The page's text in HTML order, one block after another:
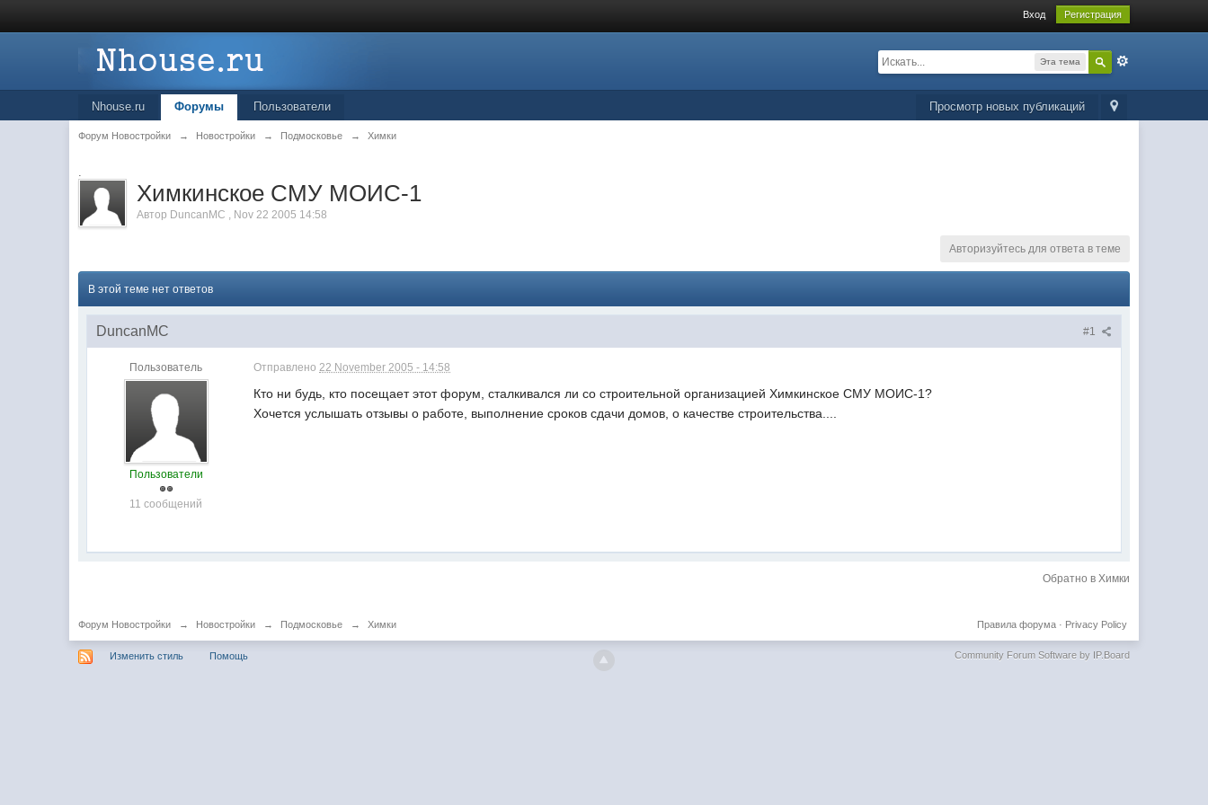
Вход Регистрация
Эта тема
Просмотр новых публикаций
Nhouse.ru Форумы Пользователи
Форум Новостройки → Новостройки → Подмосковье → Химки
.
Химкинское СМУ МОИС-1
Автор DuncanMC , Nov 22 2005 14:58
Авторизуйтесь для ответа в теме
В этой теме нет ответов
#1
DuncanMC
Пользователь
Пользователи
11 сообщений
Отправлено22 November 2005 - 14:58
Кто ни будь, кто посещает этот форум, сталкивался ли со строительной организацией Химкинское СМУ МОИС-1?
Хочется услышать отзывы о работе, выполнение сроков сдачи домов, о качестве строительства....
Обратно в Химки
Форум Новостройки → Новостройки → Подмосковье → Химки Privacy Policy
Правила форума·
Изменить стиль Помощь Community Forum Software by IP.Board